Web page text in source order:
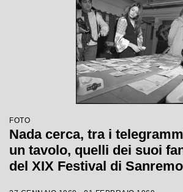
FOTO
Nada cerca, tra i
un tavolo, quelli dei suoi
del XIX Festival di Sanremo